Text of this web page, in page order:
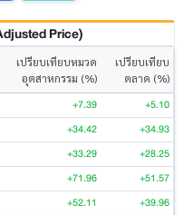
Price)
เปรียบเทียบหมวด
อุตสาหกรรม (%)
เปรียบเทียบ
ตลาด (%)
+7.39 +5.10
+34.42 +34.93
+33.29 +28.25
+71.96 +51.57
+52.11 +39.96